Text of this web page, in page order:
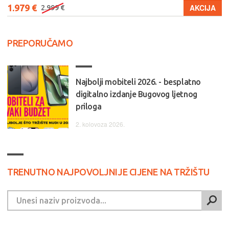
1.979 € 2.999 € AKCIJA
PREPORUČAMO
Najbolji mobiteli 2026. - besplatno
digitalno izdanje Bugovog ljetnog
priloga
2. kolovoza 2026.
TRENUTNO NAJPOVOLJNIJE CIJENE NA TRŽIŠTU